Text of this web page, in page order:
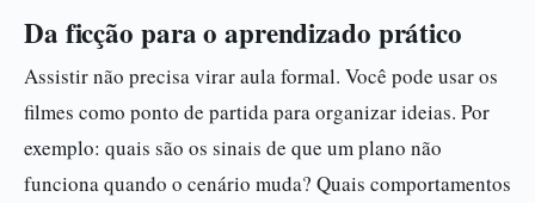
Da ficção para o aprendizado prático
Assistir não precisa virar aula formal. Você pode usar os
filmes como ponto de partida para organizar ideias. Por
exemplo: quais são os sinais de que um plano não
funciona quando o cenário muda? Quais comportamentos